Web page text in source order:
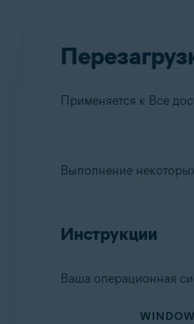
Применяется к Все
Microsoft Windows
Выполнение
Инструкции
Ваша операционная